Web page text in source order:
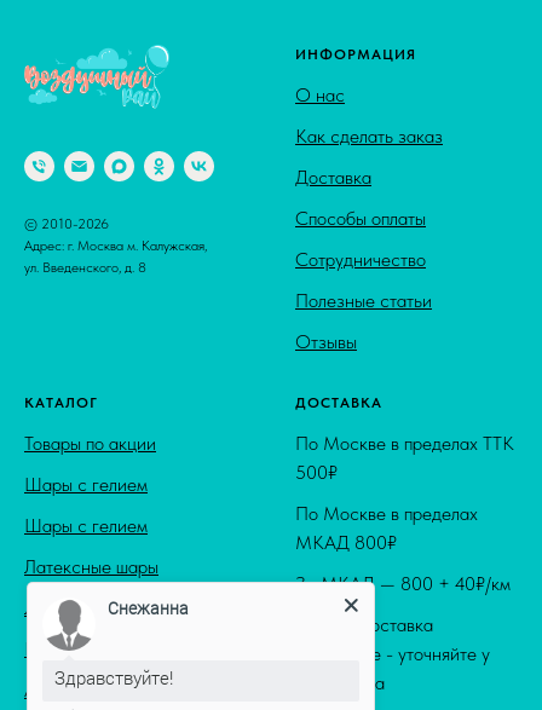
© 2010-2026
Адрес: г. Москва м. Калужская,
ул. Введенского, д. 8
ИНФОРМАЦИЯ
О нас
Как сделать заказ
Доставка
Способы оплаты
Сотрудничество
Полезные статьи
Отзывы
КАТАЛОГ
Товары по акции
Шары с гелием
Шары с гелием
Латексные шары
Латексные шары
Premium раздел
Арки из шаров
ДОСТАВКА
По Москве в пределах ТТК
500₽
По Москве в пределах
МКАД 800₽
За МКАД — 800 + 40₽/км
Ночная доставка
по Москве - уточняйте у
менеджера
Снежанна
Здравствуйте!